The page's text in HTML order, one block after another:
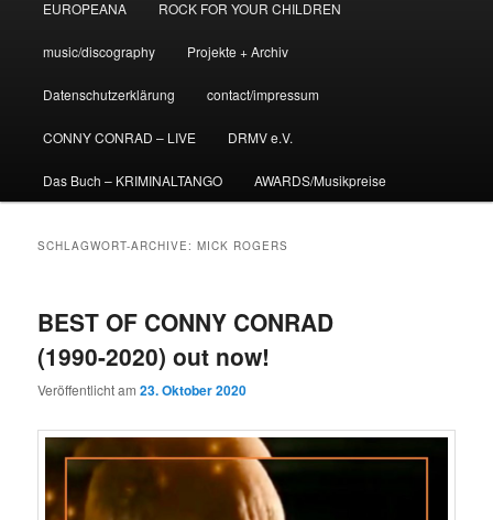
EUROPEANA ROCK FOR YOUR CHILDREN
music/discography Projekte + Archiv
Datenschutzerklärung contact/impressum
CONNY CONRAD – LIVE DRMV e.V.
Das Buch – KRIMINALTANGO AWARDS/Musikpreise
SCHLAGWORT-ARCHIVE:MICK ROGERS
BEST OF CONNY CONRAD
(1990-2020) out now!
Veröffentlicht am23. Oktober 2020